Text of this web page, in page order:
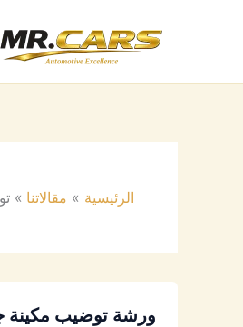
الرئيسية مقالاتنا
ورشة توضيب مكينة
توضيب